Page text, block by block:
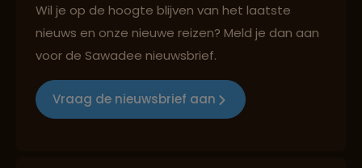
Groepsreizen mét indivuele vrijheid
Wil je op de hoogte blijven van het laatste
nieuws en onze nieuwe reizen? Meld je dan aan
voor de Sawadee nieuwsbrief.
Vraag de nieuwsbrief aan